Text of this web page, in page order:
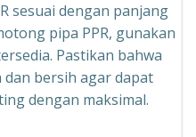
sesuai dengan panjang
pipa PPR, gunakan
Pastikan bahwa
bersih agar dapat
dengan maksimal.